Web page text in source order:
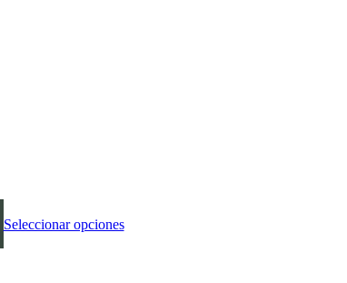
Seleccionar opciones